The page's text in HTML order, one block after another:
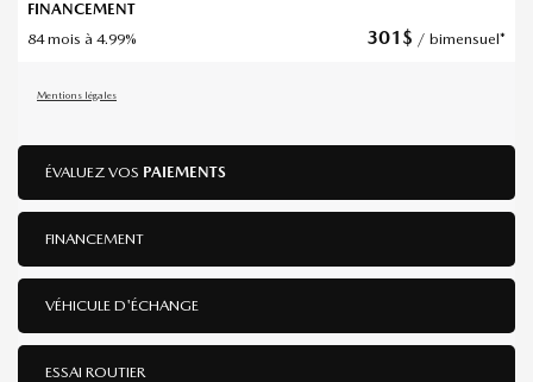
FINANCEMENT
84 mois à 4.99%
301 $ / bimensuel*
Mentions légales
ÉVALUEZ VOS PAIEMENTS
FINANCEMENT
VÉHICULE D'ÉCHANGE
ESSAI ROUTIER